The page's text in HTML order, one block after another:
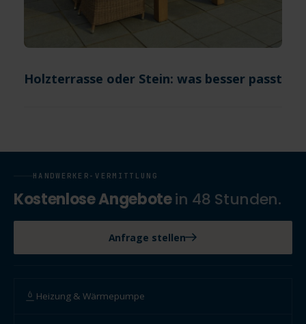
Holzterrasse oder Stein: was besser passt
HANDWERKER-VERMITTLUNG
Kostenlose Angebotein 48 Stunden.
Anfrage stellen
Heizung & Wärmepumpe